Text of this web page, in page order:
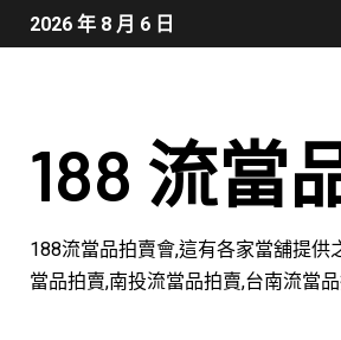
2026 年 8 月 6 日
188 流當
188流當品拍賣會,這有各家當舖提供
當品拍賣,南投流當品拍賣,台南流當